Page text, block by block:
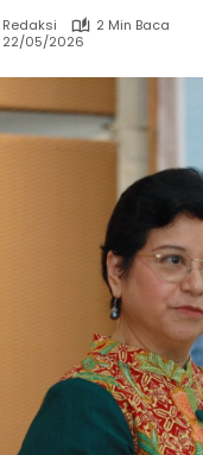
Redaksi
2 Min Baca
22/05/2026